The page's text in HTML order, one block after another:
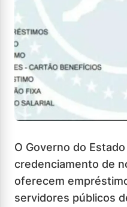
O Governo do
credenciamento de
oferecem
servidores públicos